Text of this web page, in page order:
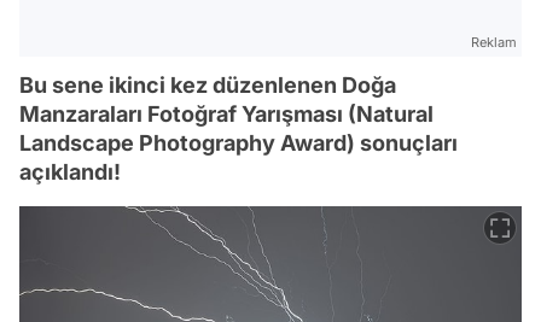
Reklam
Bu sene ikinci kez düzenlenen Doğa
Manzaraları Fotoğraf Yarışması (Natural
Landscape Photography Award) sonuçları
açıklandı!